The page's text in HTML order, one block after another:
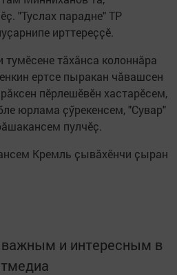
"Туслах парадне" ТР
ирттереҫҫӗ.
тумӗсене тӑхӑнса колоннӑра
ертсе пыракан чӑвашсен
пӗрлешӗвӗн хастарӗсем,
юрлама ҫӳрекенсем, "Сувар"
пулчӗҫ.
Кремль ҫывӑхӗнчи ҫыран
и интересным в